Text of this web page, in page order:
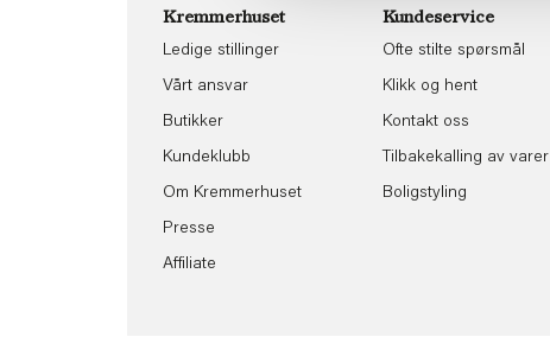
Kremmerhuset
Ledige stillinger
Vårt ansvar
Butikker
Kundeklubb
Om Kremmerhuset
Presse
Affiliate
Kundeservice
Ofte stilte spørsmål
Klikk og hent
Kontakt oss
Tilbakekalling av varer
Boligstyling